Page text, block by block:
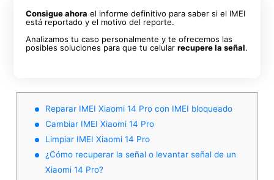
Consigue ahora el informe definitivo para saber si el IMEI
está reportado y el motivo del reporte.
Analizamos tu caso personalmente y te ofrecemos las
posibles soluciones para que tu celularrecupere la señal.
Reparar IMEI Xiaomi 14 Pro con IMEI bloqueado
Cambiar IMEI Xiaomi 14 Pro
Limpiar IMEI Xiaomi 14 Pro
¿Cómo recuperar la señal o levantar señal de un
Xiaomi 14 Pro?